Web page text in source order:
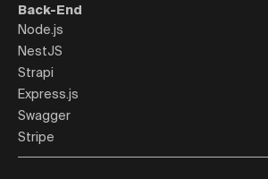
Back-End
Node.js
NestJS
Strapi
Express.js
Swagger
Stripe